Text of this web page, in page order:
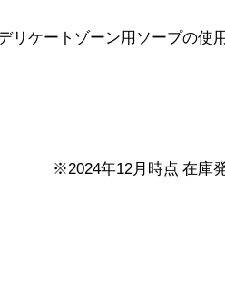
リケートゾーン用ソープの使
※2024年12月時点 在庫